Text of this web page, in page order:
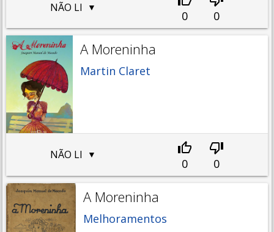
NÃO LI
0 0
A Moreninha
Martin Claret
NÃO LI
0 0
A Moreninha
Melhoramentos